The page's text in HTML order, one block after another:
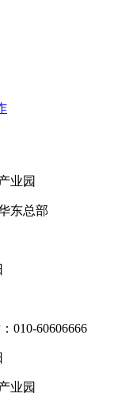
业园
东总部
010-60606666
业园